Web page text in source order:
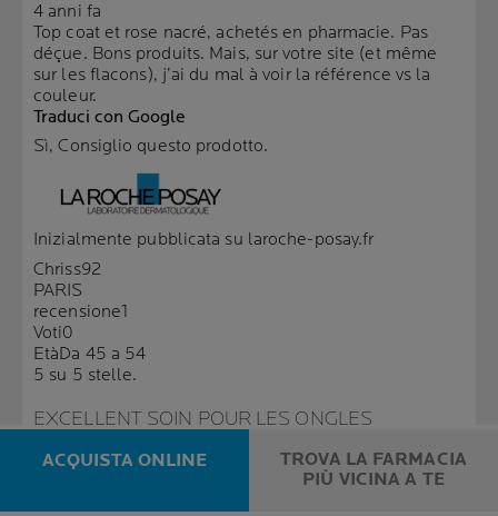
4 anni fa
Top coat et rose nacré, achetés en pharmacie. Pas
déçue. Bons produits. Mais, sur votre site (et même
sur les flacons), j’ai du mal à voir la référence vs la
couleur.
Traduci con Google
Sì, Consiglio questo prodotto.
Inizialmente pubblicata su laroche-posay.fr
Chriss92
PARIS
recensione1
Voti0
EtàDa 45 a 54
5 su 5 stelle.
EXCELLENT SOIN POUR LES ONGLES
ACQUISTA ONLINE
TROVA LA FARMACIA
PIÙ VICINA A TE